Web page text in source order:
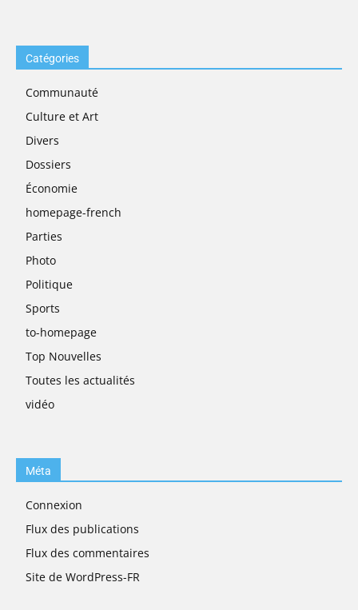
Catégories
Communauté
Culture et Art
Divers
Dossiers
Économie
homepage-french
Parties
Photo
Politique
Sports
to-homepage
Top Nouvelles
Toutes les actualités
vidéo
Méta
Connexion
Flux des publications
Flux des commentaires
Site de WordPress-FR